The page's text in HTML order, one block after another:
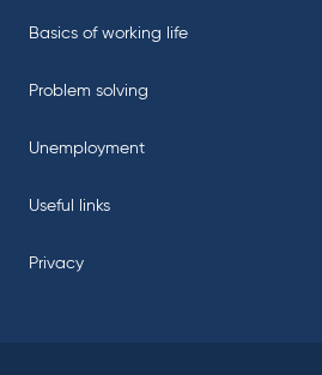
Basics of working life
Problem solving
Unemployment
Useful links
Privacy